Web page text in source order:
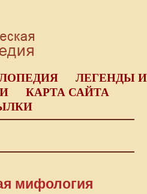
ЛЕГЕНДЫ И
КАРТА САЙТА
мифология